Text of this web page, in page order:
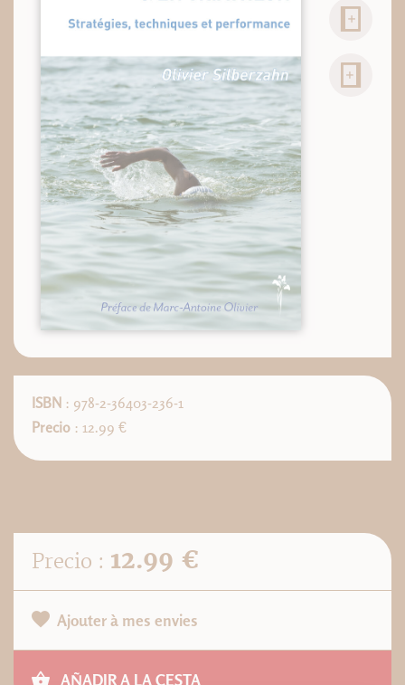
ISBN : 978-2-36403-236-1
Precio : 12.99 €
Precio : 12.99 €
Ajouter à mes envies
AÑADIR A LA CESTA